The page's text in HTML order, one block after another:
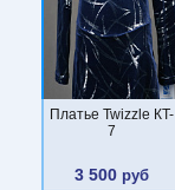
Платье Twizzle КT-
7
3 500 руб